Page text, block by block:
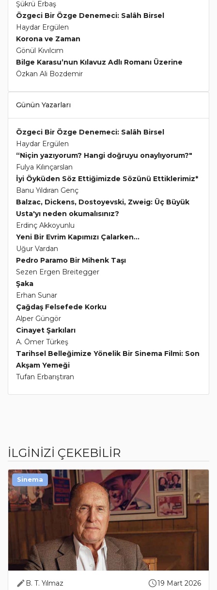
Şükrü Erbaş
Özgeci Bir Özge Denemeci: Salâh Birsel
Haydar Ergülen
Korona ve Zaman
Gönül Kıvılcım
Bilge Karasu’nun Kılavuz Adlı Romanı Üzerine
Özkan Ali Bozdemir
Günün Yazarları
Özgeci Bir Özge Denemeci: Salâh Birsel
Haydar Ergülen
“Niçin yazıyorum? Hangi doğruyu onaylıyorum?"
Fulya Kılınçarslan
İyi Öyküden Söz Ettiğimizde Sözünü Ettiklerimiz*
Banu Yıldıran Genç
Balzac, Dickens, Dostoyevski, Zweig: Üç Büyük
Usta'yı neden okumalısınız?
Erdinç Akkoyunlu
Yeni Bir Evrim Kapımızı Çalarken...
Uğur Vardan
Pedro Paramo Bir Mihenk Taşı
Sezen Ergen Breitegger
Şaka
Erhan Sunar
Çağdaş Felsefede Korku
Alper Güngör
Cinayet Şarkıları
A. Ömer Türkeş
Tarihsel Belleğimize Yönelik Bir Sinema Filmi: Son
Akşam Yemeği
Tufan Erbarıştıran
İLGİNİZİ ÇEKEBİLİR
B. T. Yılmaz 19 Mart 2026
Sinema